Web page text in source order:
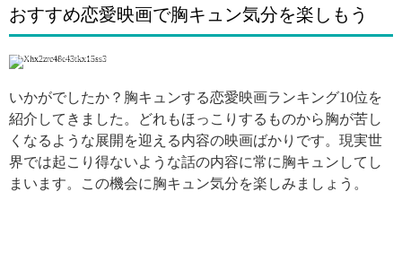
おすすめ恋愛映画で胸キュン気分を楽しもう
引用: http://pleure.net/love/2047-2/
いかがでしたか？胸キュンする恋愛映画ランキング10位を
紹介してきました。どれもほっこりするものから胸が苦し
くなるような展開を迎える内容の映画ばかりです。現実世
界では起こり得ないような話の内容に常に胸キュンしてし
まいます。この機会に胸キュン気分を楽しみましょう。